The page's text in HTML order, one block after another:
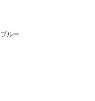
ルー